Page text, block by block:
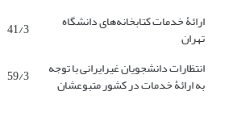
ارائۀ خدمات کتابخانه‌های دانشگاه
تهران
41/3
انتظارات دانشجویان غیرایرانی با توجه
به ارائۀ خدمات در کشور متبوعشان 59/3